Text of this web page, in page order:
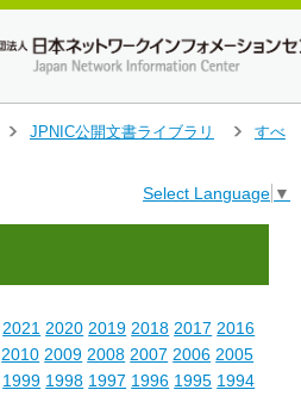
JPNIC公開文書ライブラリ
すべ
Select Language ▼
2021 2020 2019 2018 2017 2016
2010 2009 2008 2007 2006 2005
1999 1998 1997 1996 1995 1994